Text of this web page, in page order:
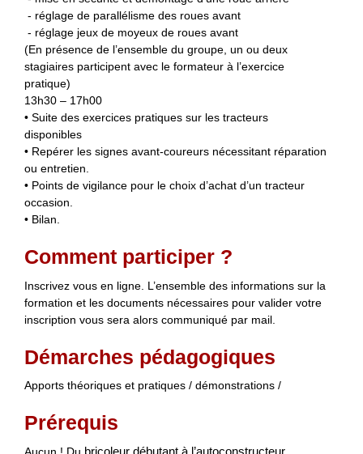
- réglage de parallélisme des roues avant
- réglage jeux de moyeux de roues avant
(En présence de l’ensemble du groupe, un ou deux
stagiaires participent avec le formateur à l’exercice
pratique)
13h30 – 17h00
• Suite des exercices pratiques sur les tracteurs
disponibles
• Repérer les signes avant-coureurs nécessitant réparation
ou entretien.
• Points de vigilance pour le choix d’achat d’un tracteur
occasion.
• Bilan.
Comment participer ?
Inscrivez vous en ligne. L’ensemble des informations sur la
formation et les documents nécessaires pour valider votre
inscription vous sera alors communiqué par mail.
Démarches pédagogiques
Apports théoriques et pratiques / démonstrations /
Prérequis